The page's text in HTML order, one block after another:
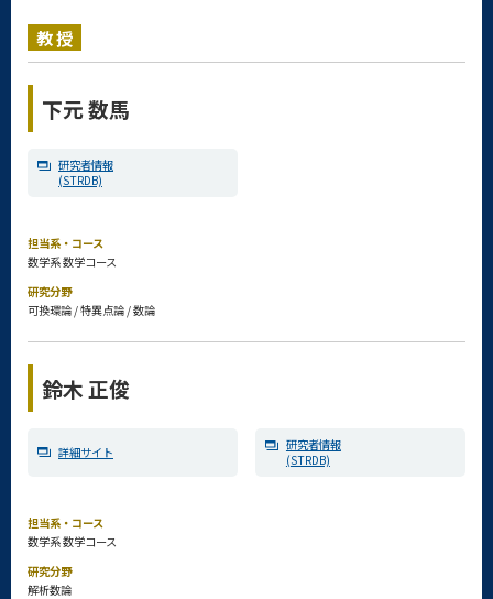
教授
下元 数馬
研究者情報
(STRDB)
担当系・コース
数学系 数学コース
研究分野
可換環論 / 特異点論 / 数論
鈴木 正俊
詳細サイト
研究者情報
(STRDB)
担当系・コース
数学系 数学コース
研究分野
解析数論